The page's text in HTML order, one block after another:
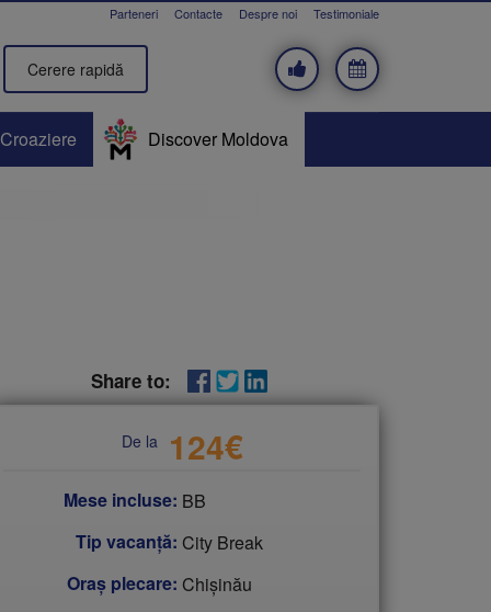
Testimoniale
Despre noi
Contacte
Parteneri
Cerere rapidă
Croaziere Discover Moldova
Share to:
De la 124€
Mese incluse: BB
Tip vacanţă: City Break
Oraș plecare: Chişinău